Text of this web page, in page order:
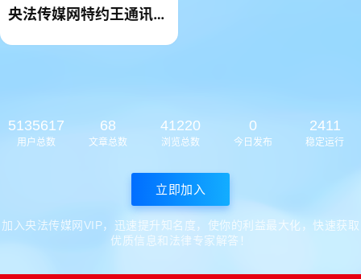
央法传媒网特约王通讯同
5135617
用户总数
68
文章总数
41220
浏览总数
0
今日发布
2411
稳定运行
立即加入
加入央法传媒网VIP，迅速提升知名度，使你的利益最大化，快速获取
优质信息和法律专家解答！